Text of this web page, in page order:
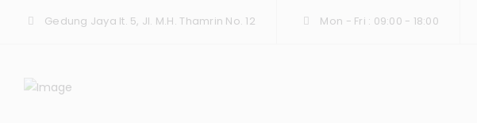
Gedung Jaya lt. 5, Jl. M.H. Thamrin No. 12 Mon - Fri : 09:00 - 18:00